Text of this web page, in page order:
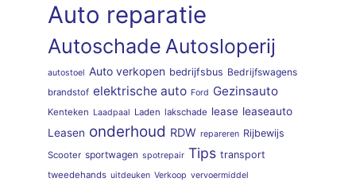
Auto reparatie
Autoschade Autosloperij
autostoel Auto verkopen bedrijfsbus Bedrijfswagens
brandstof elektrische auto Ford Gezinsauto
Kenteken Laadpaal Laden lakschade lease leaseauto
Leasen onderhoud RDW repareren Rijbewijs
Scooter sportwagen spotrepair Tips transport
tweedehands uitdeuken Verkoop vervoermiddel